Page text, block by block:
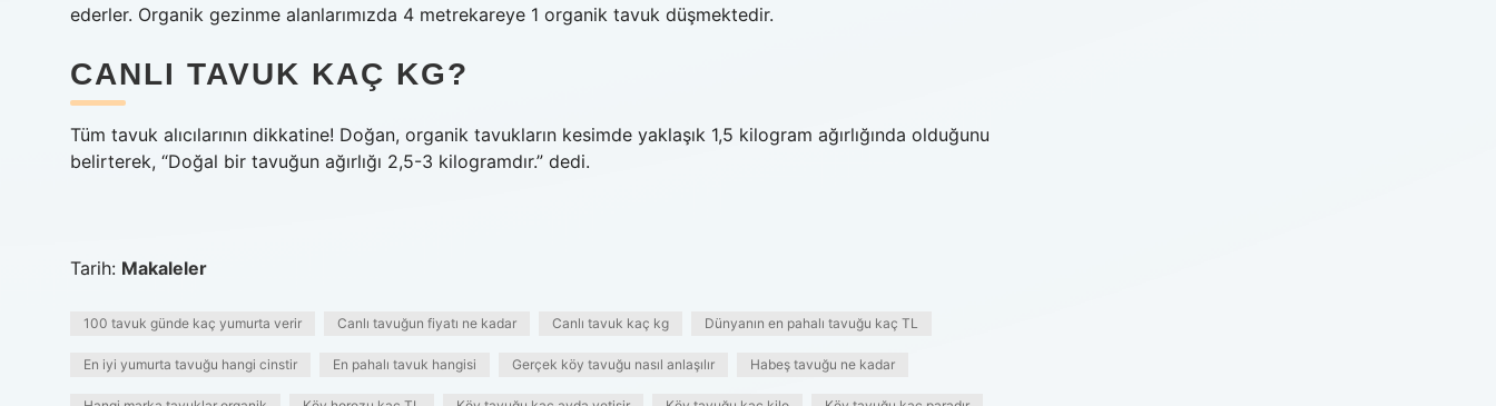
ederler. Organik gezinme alanlarımızda 4 metrekareye 1 organik tavuk düşmektedir.
CANLI TAVUK KAÇ KG?
Tüm tavuk alıcılarının dikkatine! Doğan, organik tavukların kesimde yaklaşık 1,5 kilogram ağırlığında olduğunu
belirterek, “Doğal bir tavuğun ağırlığı 2,5-3 kilogramdır.” dedi.
Tarih: Makaleler
100 tavuk günde kaç yumurta verir Canlı tavuğun fiyatı ne kadar Canlı tavuk kaç kg Dünyanın en pahalı tavuğu kaç TL
En iyi yumurta tavuğu hangi cinstir En pahalı tavuk hangisi Gerçek köy tavuğu nasıl anlaşılır Habeş tavuğu ne kadar